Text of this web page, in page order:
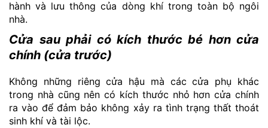
hành và lưu thông của dòng khí trong toàn bộ ngôi
nhà.
Cửa sau phải có kích thước bé hơn cửa
chính (cửa trước)
Không những riêng cửa hậu mà các cửa phụ khác
trong nhà cũng nên có kích thước nhỏ hơn cửa chính
ra vào để đảm bảo không xảy ra tình trạng thất thoát
sinh khí và tài lộc.